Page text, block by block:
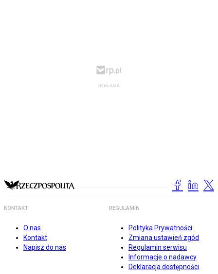
KONTAKT
O nas
Kontakt
Napisz do nas
REGULAMIN
Polityka Prywatności
Zmiana ustawień zgód
Regulamin serwisu
Informacje o nadawcy
Deklaracja dostępności